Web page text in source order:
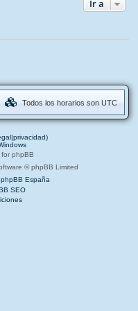
Ir a
Todos los horarios son UTC
phpBB
© phpBB Limited
phpBB España
SEO